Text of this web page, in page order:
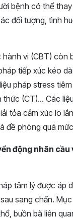
bệnh có thể
đối tượng, tình
hành vi (CBT) còn
tiếp xúc kéo
pháp stress
thức (CT)… Các
tỏa cảm xúc lo
đề phòng quá
động nhãn
tâm lý được áp
sang chấn.
buồn bã liên